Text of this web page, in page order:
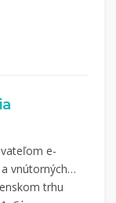
e-
vnútorných
trhu